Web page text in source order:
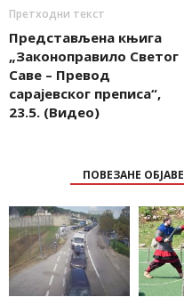
Претходни текст
Представљена књига
„Законоправило Светог
Саве – Превод
сарајевског преписа“,
23.5. (Видео)
ПОВЕЗАНЕ ОБЈАВЕ